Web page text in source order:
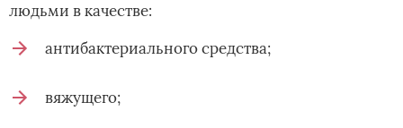
людьми в качестве:
антибактериального средства;
вяжущего;